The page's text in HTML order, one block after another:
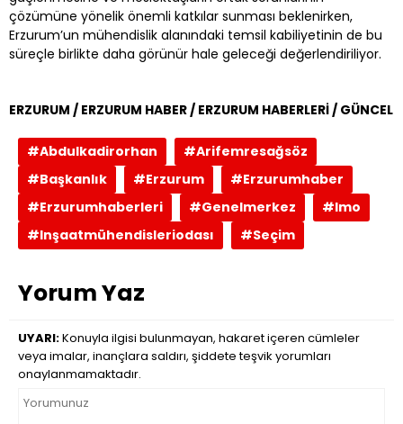
çözümüne yönelik önemli katkılar sunması beklenirken,
Erzurum’un mühendislik alanındaki temsil kabiliyetinin de bu
süreçle birlikte daha görünür hale geleceği değerlendiriliyor.
ERZURUM / ERZURUM HABER / ERZURUM HABERLERİ / GÜNCEL
#Abdulkadirorhan
#Arifemresağsöz
#Başkanlık
#Erzurum
#Erzurumhaber
#Erzurumhaberleri
#Genelmerkez
#Imo
#Inşaatmühendisleriodası
#Seçim
Yorum Yaz
UYARI:Konuyla ilgisi bulunmayan, hakaret içeren cümleler
veya imalar, inançlara saldırı, şiddete teşvik yorumları
onaylanmamaktadır.